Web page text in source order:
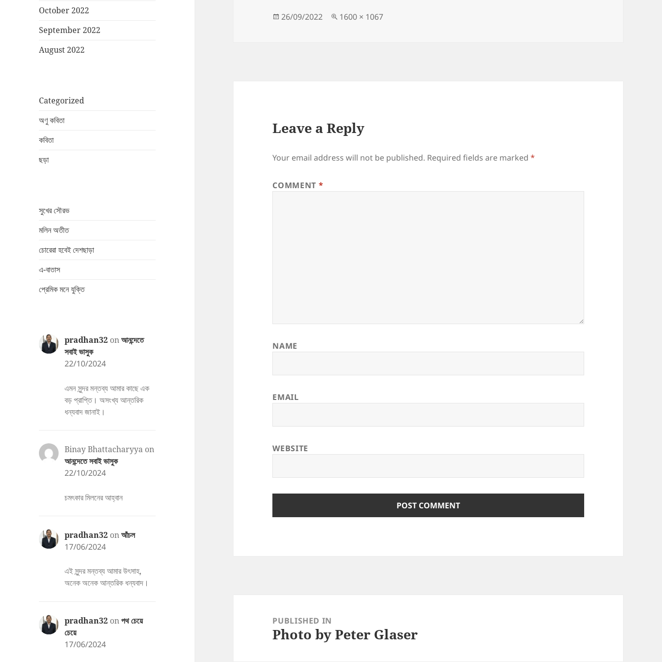
October 2022
September 2022
August 2022
Categorized
অণু কবিতা
কবিতা
ছড়া
সুখের সৌরভ
মলিন অতীত
চোরেরা হবেই দেশছাড়া
এ-বাতাস
প্রেমিক মনে যুক্তি
pradhan32 onআনন্দেতে
সবাই ভাসুক
22/10/2024
এমন সুন্দর মন্তব্য আমার কাছে এক
বড় প্রাপ্তি। অসংখ্য আন্তরিক
ধন্যবাদ জানাই।
Binay Bhattacharyya on
আনন্দেতে সবাই ভাসুক
22/10/2024
চমৎকার মিলনের আহ্বান
pradhan32 onআঁচল
17/06/2024
এই সুন্দর মন্তব্য আমার উৎসাহ,
অনেক অনেক আন্তরিক ধন্যবাদ।
pradhan32 onপথ চেয়ে
চেয়ে
17/06/2024
o n
Posted
26/09/2022
Full
1600 × 1067
Leave a Reply
Your email address will not be published. Required fields are marked*
COMMENT *
NAME
EMAIL
WEBSITE
navigationPUBLISHED IN
Photo by Peter Glaser